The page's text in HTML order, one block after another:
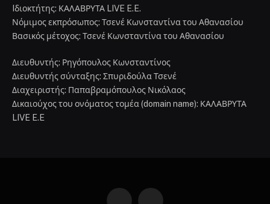
Iδιοκτήτης: ΚΑΛΑΒΡΥΤΑ LIVE E.E.
Νόμιμος εκπρόσωπος: Τσενέ Κωνσταντίνα του Αθανασίου
Βασικός μέτοχος: Τσενέ Κωνσταντίνα του Αθανασίου
Διευθυντής: Ρηγόπουλος Κωνσταντίνος
Διευθυντής σύνταξης: Σπυριδούλα Τσενέ
Διαχειριστής: Παπαβραμόπουλος Νικόλαος
Δικαιούχος του ονόματος τομέα (domain name): ΚΑΛΑΒΡΥΤΑ
LIVE E.E